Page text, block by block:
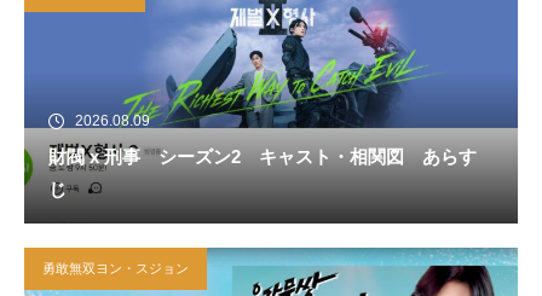
2026.08.09
財閥 x 刑事 シーズン2 キャスト・相関図 あらす
じ
勇敢無双ヨン・スジョン